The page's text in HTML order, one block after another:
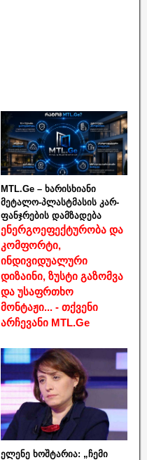
MTL.Ge – ხარისხიანი
მეტალო-პლასტმასის კარ-
ფანჯრების დამზადება
ენერგოეფექტურობა და
კომფორტი,
ინდივიდუალური
დიზაინი, ზუსტი გაზომვა
და უსაფრთხო
მონტაჟი... - თქვენი
არჩევანი MTL.Ge
ელენე ხოშტარია: „ჩემი